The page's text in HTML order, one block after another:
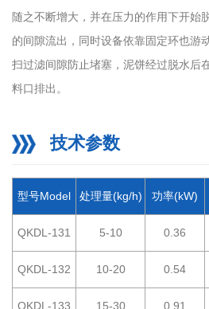
随之不断增大，并在压力的作用下开始
的间隙流出，同时设备依靠固定环也游
扫过滤间隙防止堵塞，泥饼经过脱水后
料口排出。
技术参数
型号Model 处理量(kg/h) 功率(kW)
QKDL-131 5-10 0.36
QKDL-132 10-20 0.54
QKDL-133 15-30 0.91